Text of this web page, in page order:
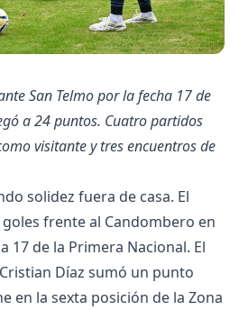
San Telmo por la fecha 17 de
a 24 puntos. Cuatro partidos
visitante y tres encuentros de
solidez fuera de casa. El
frente al Candombero en
17 de la Primera Nacional. El
Díaz sumó un punto
en la sexta posición de la Zona